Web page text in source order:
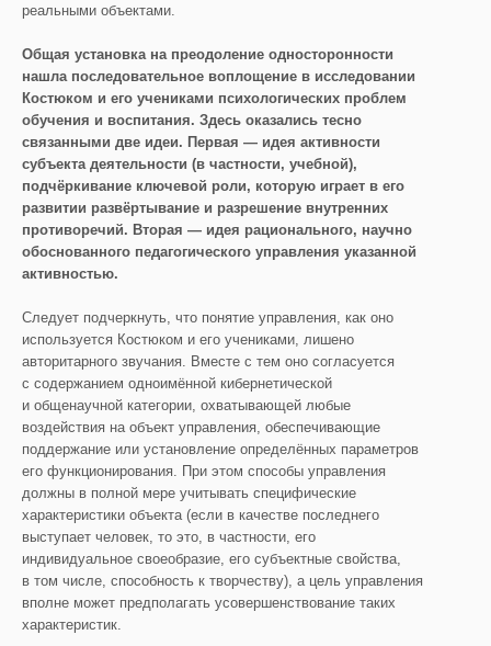
реальными объектами.
Общая установка на преодоление односторонности
нашла последовательное воплощение в исследовании
Костюком и его учениками психологических проблем
обучения и воспитания. Здесь оказались тесно
связанными две идеи. Первая — идея активности
субъекта деятельности (в частности, учебной),
подчёркивание ключевой роли, которую играет в его
развитии развёртывание и разрешение внутренних
противоречий. Вторая — идея рационального, научно
обоснованного педагогического управления указанной
активностью.
Следует подчеркнуть, что понятие управления, как оно
используется Костюком и его учениками, лишено
авторитарного звучания. Вместе с тем оно согласуется
с содержанием одноимённой кибернетической
и общенаучной категории, охватывающей любые
воздействия на объект управления, обеспечивающие
поддержание или установление определённых параметров
его функционирования. При этом способы управления
должны в полной мере учитывать специфические
характеристики объекта (если в качестве последнего
выступает человек, то это, в частности, его
индивидуальное своеобразие, его субъектные свойства,
в том числе, способность к творчеству), а цель управления
вполне может предполагать усовершенствование таких
характеристик.